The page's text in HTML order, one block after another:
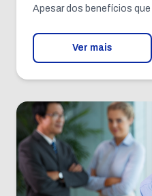
Apesar dos benefícios
Ver mais